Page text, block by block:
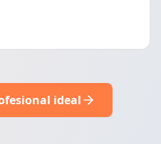
ideal